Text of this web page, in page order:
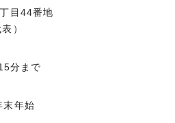
目44番地
）
分まで
末年始